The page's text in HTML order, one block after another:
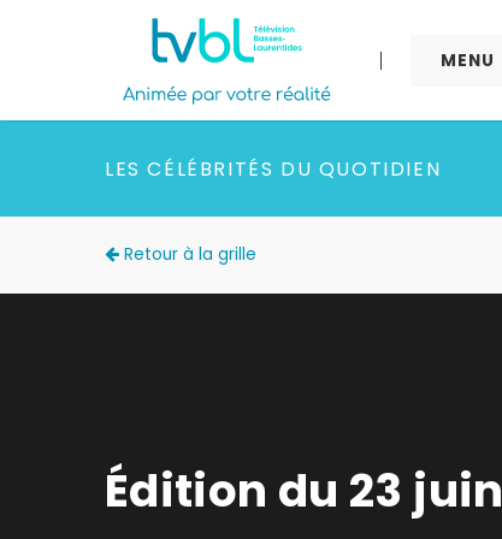
MENU
LES CÉLÉBRITÉS DU QUOTIDIEN
Retour à la grille
Édition du 23 juin